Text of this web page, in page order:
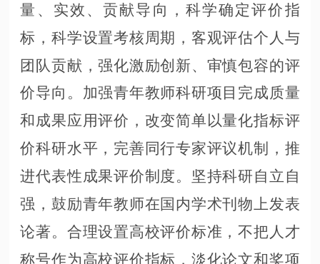
量、实效、贡献导向，科学确定评价指
标，科学设置考核周期，客观评估个人与
团队贡献，强化激励创新、审慎包容的评
价导向。加强青年教师科研项目完成质量
和成果应用评价，改变简单以量化指标评
价科研水平，完善同行专家评议机制，推
进代表性成果评价制度。坚持科研自立自
强，鼓励青年教师在国内学术刊物上发表
论著。合理设置高校评价标准，不把人才
称号作为高校评价指标，淡化论文和奖项